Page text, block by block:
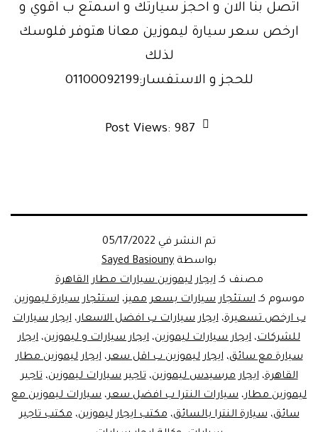
اتصل بنا الان و احجز سيارتك و اسمتع ب اقوي و
ارخص سعر سيارة ليموزين معانا هتوفر فلوسك
لذلك
للحجز و الاستفسار:01100092199
Post Views: 987
تم النشر في 05/17/2022
بواسطة Sayed Basiouny
مصنف كـايجار ليموزين سيارات مطار القاهرة
موسوم كـاستئجار سيارات بسعر مميز،استئجار سيارة ليموزين
ب ارخص تسعيرة،ايجار سيارات ب افضل الاسعار،ايجار سيارات
للشركات، ايجار سيارات ليموزين، ايجار سيارات و ليموزين، ايجار
سيارة مع سائق،ايجار ليموزين ب اقل سعر،ايجار ليموزين مطار
القاهرة،ايجار مرسيدس ليموزين،تاجير سيارات ليموزين،تاجير
ليموزين مطار، سيارات النترا ب افضل سعر، سيارات ليموزين مع
سائق،سيارة النترا بالسائق،مكتب ايجار ليموزين،مكتب تاجير